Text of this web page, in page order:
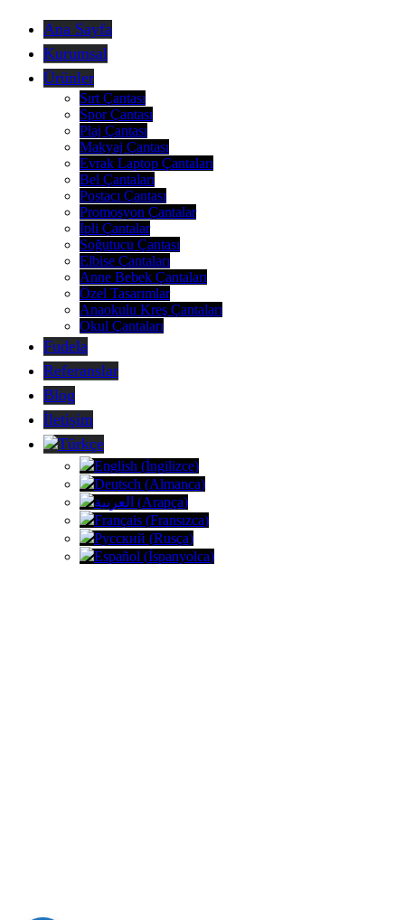
Ana Sayfa
Kurumsal
Ürünler
Sırt Çantası
Spor Çantası
Plaj Çantası
Makyaj Çantası
Evrak Laptop Çantaları
Bel Çantaları
Postacı Çantası
Promosyon Çantalar
İpli Çantalar
Soğutucu Çantası
Elbise Çantaları
Anne Bebek Çantaları
Özel Tasarımlar
Anaokulu Kreş Çantaları
Okul Çantaları
Fudela
Referanslar
Blog
İletişim
Türkçe
English (İngilizce)
Deutsch (Almanca)
العربية (Arapça)
Français (Fransızca)
Русский (Rusça)
Español (İspanyolca)